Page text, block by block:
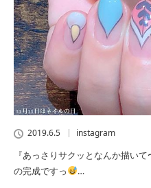
2019.6.5 instagram
『あっさりサクッとなんか描い
の完成ですっ
…